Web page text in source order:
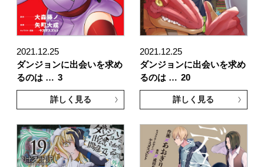
2021.12.25
ダンジョンに出会いを求め
るのは … 3
詳しく見る
2021.12.25
ダンジョンに出会いを求め
るのは … 20
詳しく見る